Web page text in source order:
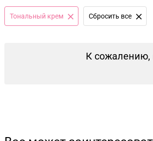
Тональный крем Сбросить все
К сожалению,